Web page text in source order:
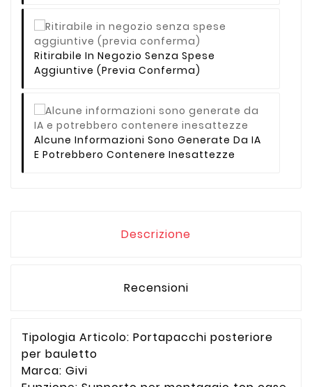
Ritirabile In Negozio Senza Spese
Aggiuntive (previa Conferma)
Alcune Informazioni Sono Generate Da IA
E Potrebbero Contenere Inesattezze
Descrizione
Recensioni
Tipologia Articolo: Portapacchi posteriore
per bauletto
Marca: Givi